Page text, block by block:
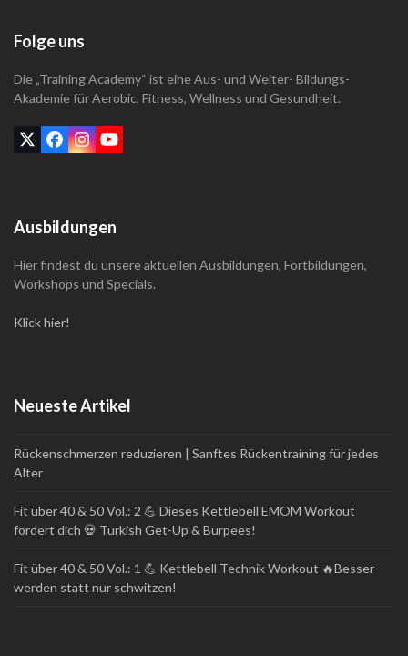
Folge uns
Die „Training Academy“ ist eine Aus- und Weiter- Bildungs-
Akademie für Aerobic, Fitness, Wellness und Gesundheit.
TwitterFacebook
Instagram
YouTube
Ausbildungen
Hier findest du unsere aktuellen Ausbildungen, Fortbildungen,
Workshops und Specials.
Klick hier!
Neueste Artikel
Rückenschmerzen reduzieren | Sanftes Rückentraining für jedes
Alter
Fit über 40 & 50 Vol.: 2 💪 Dieses Kettlebell EMOM Workout
fordert dich 💀 Turkish Get-Up & Burpees!
Fit über 40 & 50 Vol.: 1 💪 Kettlebell Technik Workout 🔥Besser
werden statt nur schwitzen!